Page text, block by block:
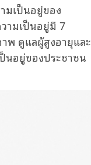
มเป็นอยู่ของ
ามเป็นอยู่มี 7
พ ดูแลผู้สูงอายุและ
นอยู่ของประชาชน